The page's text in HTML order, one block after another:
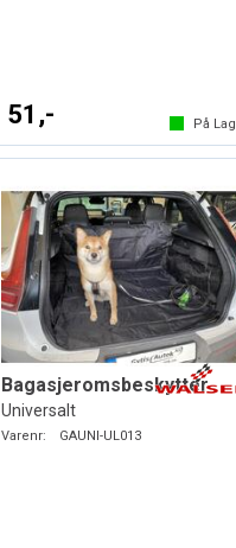
51,- På
Bagasjeromsbeskytter
Universalt
Varenr: GAUNI-UL013